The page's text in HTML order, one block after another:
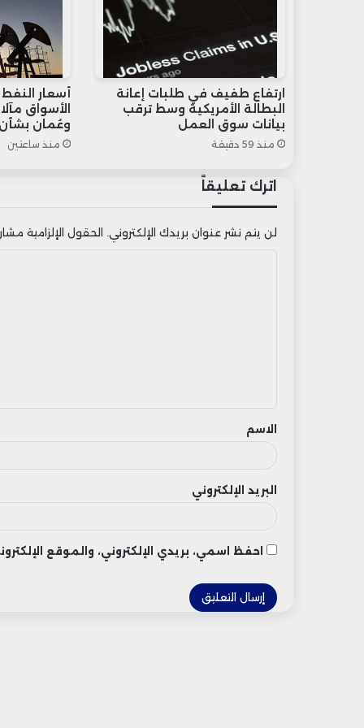
ارتفاع طفيف في طلبات إعانة
البطالة الأمريكية وسط ترقب
بيانات سوق العمل
منذ 59 دقيقة
أسعار
الأسواق
وعُمان
منذ ساعتين
اترك تعليقاً
لن يتم نشر عنوان بريدك الإلكتروني. الحقول الإلزامية مشار
ق
الاسم
البريد الإلكتروني
احفظ اسمي، بريدي الإلكتروني، والموقع